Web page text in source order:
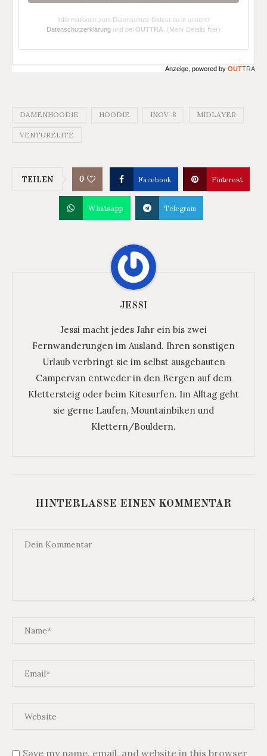
Informationen zum Datenschutz findest du in unserer
Datenschutzerklärung und bei OUTTRA (Mehr Details hier)
Anzeige, powered by OUTTRA
DAMENHOODIE HOODIE INOV-8 MIDLAYER
VENTURELITE
TEILEN 0 Facebook Pinterest
Whatsapp Telegram
JESSI
Jessi macht jedes Jahr ein bis zwei
Fernwanderungen im Ausland. Ihren sonstigen
Urlaub verbringt sie im selbst ausgebauten
Campervan entweder in den Bergen auf dem
Klettersteig oder beim Kitesurfen. Im Alltag geht
sie gerne Laufen, Mountainbiken und
Klettern/Bouldern.
HINTERLASSE EINEN KOMMENTAR
Save my name, email, and website in this browser